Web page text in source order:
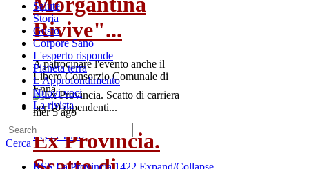
Rivive"...
A patrocinare l'evento anche il
Libero Consorzio Comunale di
Enna
mer 5 ago
Leggi Tutto
Ex Provincia.
Salute
Storia
Gusto
Corpore Sano
L'esperto risponde
Pianeta terra
L'Approfondimento
Nuovi voci
La rivista
Cerca
RSS La Provincia 1422 Expand/Collapse